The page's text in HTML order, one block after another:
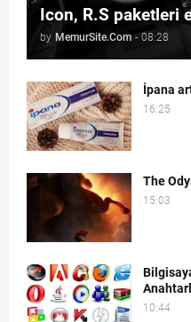
Icon, R.S paketleri
by MemurSite.Com - 08:28
İpana
16:25
The
15:03
10:44